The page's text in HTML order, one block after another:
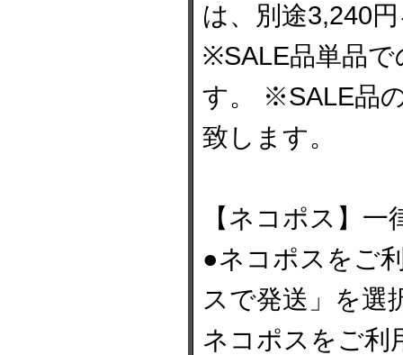
は、別途3,240
※SALE品単品で
す。 ※SALE品
致します。
【ネコポス】
●ネコポスをご
スで発送」を選
ネコポスをご利